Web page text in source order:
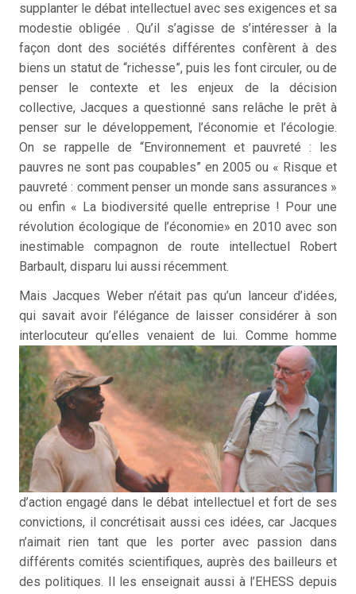
supplanter le débat intellectuel avec ses exigences et sa
modestie obligée . Qu’il s’agisse de s’intéresser à la
façon dont des sociétés différentes confèrent à des
biens un statut de “richesse”, puis les font circuler, ou de
penser le contexte et les enjeux de la décision
collective, Jacques a questionné sans relâche le prêt à
penser sur le développement, l’économie et l’écologie.
On se rappelle de “Environnement et pauvreté : les
pauvres ne sont pas coupables” en 2005 ou « Risque et
pauvreté : comment penser un monde sans assurances »
ou enfin « La biodiversité quelle entreprise ! Pour une
révolution écologique de l’économie» en 2010 avec son
inestimable compagnon de route intellectuel Robert
Barbault, disparu lui aussi récemment.
Mais Jacques Weber n’était pas qu’un lanceur d’idées,
qui savait avoir l’élégance de laisser considérer à son
interlocuteur qu’elles venaient de lui. Comme homme
d’action engagé dans le débat intellectuel et fort de ses
convictions, il concrétisait aussi ces idées, car Jacques
n’aimait rien tant que les porter avec passion dans
différents comités scientifiques, auprès des bailleurs et
des politiques. Il les enseignait aussi à l’EHESS depuis